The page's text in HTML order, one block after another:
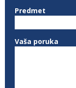
Predmet
Vaša poruka